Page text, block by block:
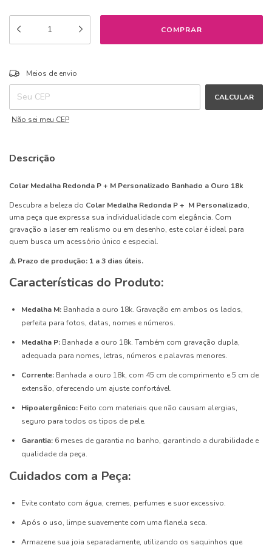
Entregas para o CEP:
Meios de envio
CALCULAR
Não sei meu CEP
Descrição
Colar Medalha Redonda P + M Personalizado Banhado a Ouro 18k
Descubra a beleza do Colar Medalha Redonda P + M Personalizado,
uma peça que expressa sua individualidade com elegância. Com
gravação a laser em realismo ou em desenho, este colar é ideal para
quem busca um acessório único e especial.
⚠️ Prazo de produção: 1 a 3 dias úteis.
Características do Produto:
Medalha M: Banhada a ouro 18k. Gravação em ambos os lados,
perfeita para fotos, datas, nomes e números.
Medalha P: Banhada a ouro 18k. Também com gravação dupla,
adequada para nomes, letras, números e palavras menores.
Corrente: Banhada a ouro 18k, com 45 cm de comprimento e 5 cm de
extensão, oferecendo um ajuste confortável.
Hipoalergênico: Feito com materiais que não causam alergias,
seguro para todos os tipos de pele.
Garantia: 6 meses de garantia no banho, garantindo a durabilidade e
qualidade da peça.
Cuidados com a Peça:
Evite contato com água, cremes, perfumes e suor excessivo.
Após o uso, limpe suavemente com uma flanela seca.
Armazene sua joia separadamente, utilizando os saquinhos que